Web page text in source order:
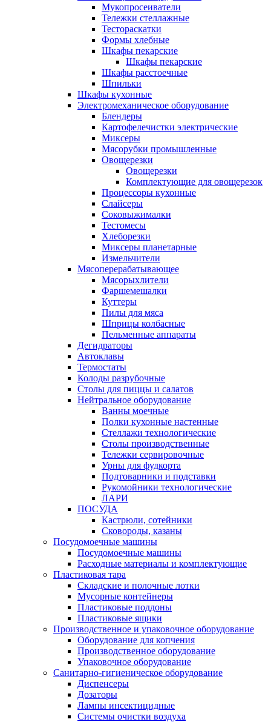
Мукопросеиватели
Тележки стеллажные
Тестораскатки
Формы хлебные
Шкафы пекарские
Шкафы пекарские
Шкафы расстоечные
Шпильки
Шкафы кухонные
Электромеханическое оборудование
Блендеры
Картофелечистки электрические
Миксеры
Мясорубки промышленные
Овощерезки
Овощерезки
Комплектующие для овощерезок
Процессоры кухонные
Слайсеры
Соковыжималки
Тестомесы
Хлеборезки
Миксеры планетарные
Измельчители
Мясоперерабатывающее
Мясорыхлители
Фаршемешалки
Куттеры
Пилы для мяса
Шприцы колбасные
Пельменные аппараты
Дегидраторы
Автоклавы
Термостаты
Колоды разрубочные
Столы для пиццы и салатов
Нейтральное оборудование
Ванны моечные
Полки кухонные настенные
Стеллажи технологические
Столы производственные
Тележки сервировочные
Урны для фудкорта
Подтоварники и подставки
Рукомойники технологические
ЛАРИ
ПОСУДА
Кастрюли, сотейники
Сковороды, казаны
Посудомоечные машины
Посудомоечные машины
Расходные материалы и комплектующие
Пластиковая тара
Складские и полочные лотки
Мусорные контейнеры
Пластиковые поддоны
Пластиковые ящики
Производственное и упаковочное оборудование
Оборудование для копчения
Производственное оборудование
Упаковочное оборудование
Санитарно-гигиеническое оборудование
Диспенсеры
Дозаторы
Лампы инсектицидные
Системы очистки воздуха